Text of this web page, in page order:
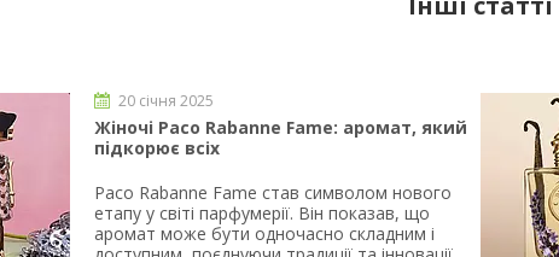
20 січня 2025
Жіночі Paco Rabanne Fame: аромат, який
пiдкорює всіх
Paco Rabanne Fame став символом нового
етапу у свiтi парфумерiї. Вiн показав, що
аромат може бути одночасно складним i